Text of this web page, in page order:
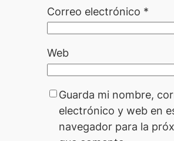
Correo electrónico *
Web
Guarda mi nombre,
electrónico y web en
navegador para la